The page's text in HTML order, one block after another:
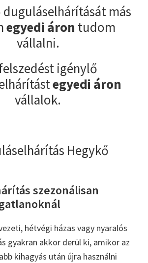
más
egyedi áron tudom
vállalni.
igénylő
egyedi áron
vállalok.
Hegykő
szezonálisan
hétvégi házas vagy nyaralós
gyakran akkor derül ki, amikor az
kihagyás után újra használni